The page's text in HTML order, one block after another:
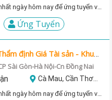
Bạn chỉ còn duy nhất ngày hôm nay để ứng tuyển vị trí này!
Ứng Tuyển
Chuyên viên Thẩm định Giá Tài sản - Khu vực Miền Nam
Sài Gòn-Hà Nội-Cn Đồng Nai
Cà Mau, Cần Thơ, Kiên Giang, Sóc Trăng
Bạn chỉ còn duy nhất ngày hôm nay để ứng tuyển vị trí này!